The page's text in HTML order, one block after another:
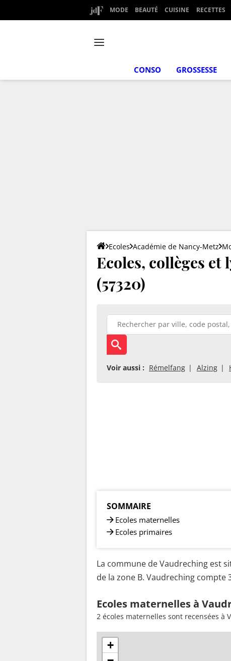
MODE BEAUTÉ CUISINE RECETTES
CONSO GROSSESSE
Ecoles Académie de Nancy-Metz
Ecoles, collèges et
(57320)
Voir aussi : Rémelfang Alzing
SOMMAIRE
Ecoles maternelles
Ecoles primaires
La commune de Vaudreching est
de la zone B. Vaudreching
Ecoles maternelles à
2 écoles maternelles sont recensées à
+